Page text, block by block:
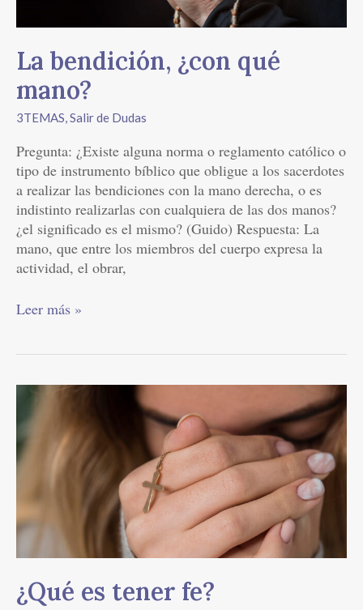
La bendición, ¿con qué
mano?
3TEMAS Salir de Dudas
Pregunta: ¿Existe alguna norma o reglamento católico o
tipo de instrumento bíblico que obligue a los sacerdotes
a realizar las bendiciones con la mano derecha, o es
indistinto realizarlas con cualquiera de las dos manos?
¿el significado es el mismo? (Guido) Respuesta: La
mano, que entre los miembros del cuerpo expresa la
actividad, el obrar,
Leer más »
¿Qué es tener fe?
¿Qué
fe?